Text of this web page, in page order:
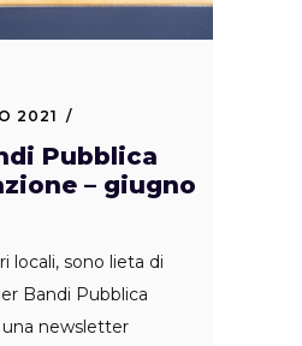
2021
Pubblica
– giugno
locali, sono lieta di
Bandi Pubblica
newsletter